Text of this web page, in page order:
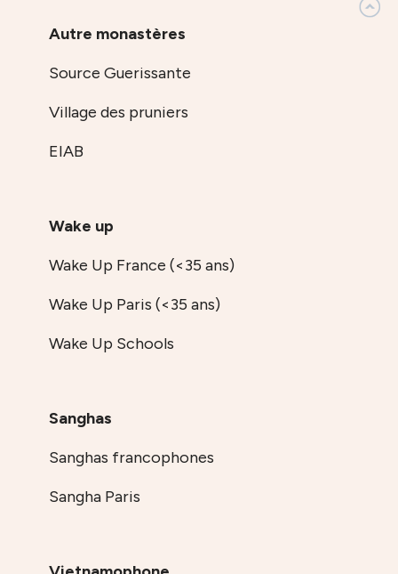
Autre monastères
Source Guerissante
Village des pruniers
EIAB
Wake up
Wake Up France (<35 ans)
Wake Up Paris (<35 ans)
Wake Up Schools
Sanghas
Sanghas francophones
Sangha Paris